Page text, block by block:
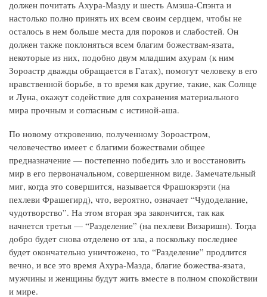
должен почитать Ахура-Мазду и шесть Амэша-Спэнта и
настолько полно принять их всем своим сердцем, чтобы не
осталось в нем больше места для пороков и слабостей. Он
должен также поклоняться всем благим божествам-язата,
некоторые из них, подобно двум младшим ахурам (к ним
Зороастр дважды обращается в Гатах), помогут человеку в его
нравственной борьбе, в то время как другие, такие, как Солнце
и Луна, окажут содействие для сохранения материального
мира прочным и согласным с истиной-аша.
По новому откровению, полученному Зороастром,
человечество имеет с благими божествами общее
предназначение — постепенно победить зло и восстановить
мир в его первоначальном, совершенном виде. Замечательный
миг, когда это совершится, называется Фрашокэрэти (на
пехлеви Фрашегирд), что, вероятно, означает “Чудоделание,
чудотворство”. На этом вторая эра закончится, так как
начнется третья — “Разделение” (на пехлеви Визаришн). Тогда
добро будет снова отделено от зла, а поскольку последнее
будет окончательно уничтожено, то “Разделение” продлится
вечно, и все это время Ахура-Мазда, благие божества-язата,
мужчины и женщины будут жить вместе в полном спокойствии
и мире.